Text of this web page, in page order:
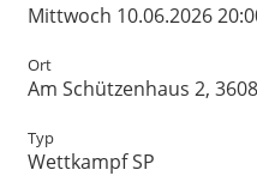
Mittwoch 10.06.2026
Ort
Am Schützenhaus 2,
Typ
Wettkampf SP